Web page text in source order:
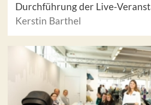
Durchführung der Live-
Kerstin Barthel